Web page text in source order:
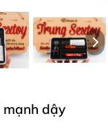
mạnh dậy